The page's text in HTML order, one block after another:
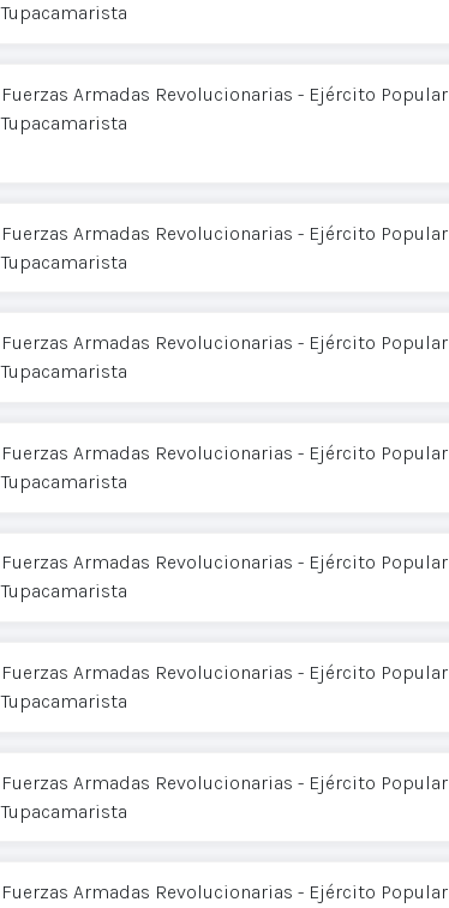
Tupacamarista
Fuerzas Armadas Revolucionarias - Ejército Popular
Tupacamarista
Fuerzas Armadas Revolucionarias - Ejército Popular
Tupacamarista
Fuerzas Armadas Revolucionarias - Ejército Popular
Tupacamarista
Fuerzas Armadas Revolucionarias - Ejército Popular
Tupacamarista
Fuerzas Armadas Revolucionarias - Ejército Popular
Tupacamarista
Fuerzas Armadas Revolucionarias - Ejército Popular
Tupacamarista
Fuerzas Armadas Revolucionarias - Ejército Popular
Tupacamarista
Fuerzas Armadas Revolucionarias - Ejército Popular